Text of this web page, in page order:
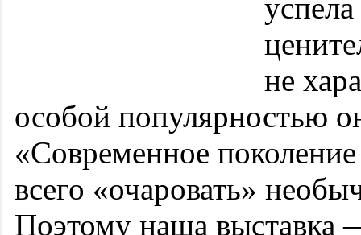
не
особой популярностью
«Современное поколение
всего «очаровать»
Поэтому наша выставка